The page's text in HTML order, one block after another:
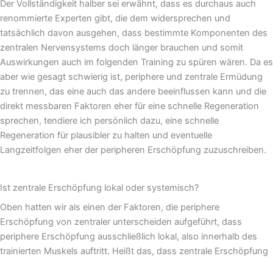
Der Vollständigkeit halber sei erwähnt, dass es durchaus auch
renommierte Experten gibt, die dem widersprechen und
tatsächlich davon ausgehen, dass bestimmte Komponenten des
zentralen Nervensystems doch länger brauchen und somit
Auswirkungen auch im folgenden Training zu spüren wären. Da es
aber wie gesagt schwierig ist, periphere und zentrale Ermüdung
zu trennen, das eine auch das andere beeinflussen kann und die
direkt messbaren Faktoren eher für eine schnelle Regeneration
sprechen, tendiere ich persönlich dazu, eine schnelle
Regeneration für plausibler zu halten und eventuelle
Langzeitfolgen eher der peripheren Erschöpfung zuzuschreiben.
Ist zentrale Erschöpfung lokal oder systemisch?
Oben hatten wir als einen der Faktoren, die periphere
Erschöpfung von zentraler unterscheiden aufgeführt, dass
periphere Erschöpfung ausschließlich lokal, also innerhalb des
trainierten Muskels auftritt. Heißt das, dass zentrale Erschöpfung